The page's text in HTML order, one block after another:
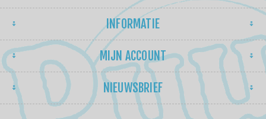
INFORMATIE
MIJN ACCOUNT
NIEUWSBRIEF